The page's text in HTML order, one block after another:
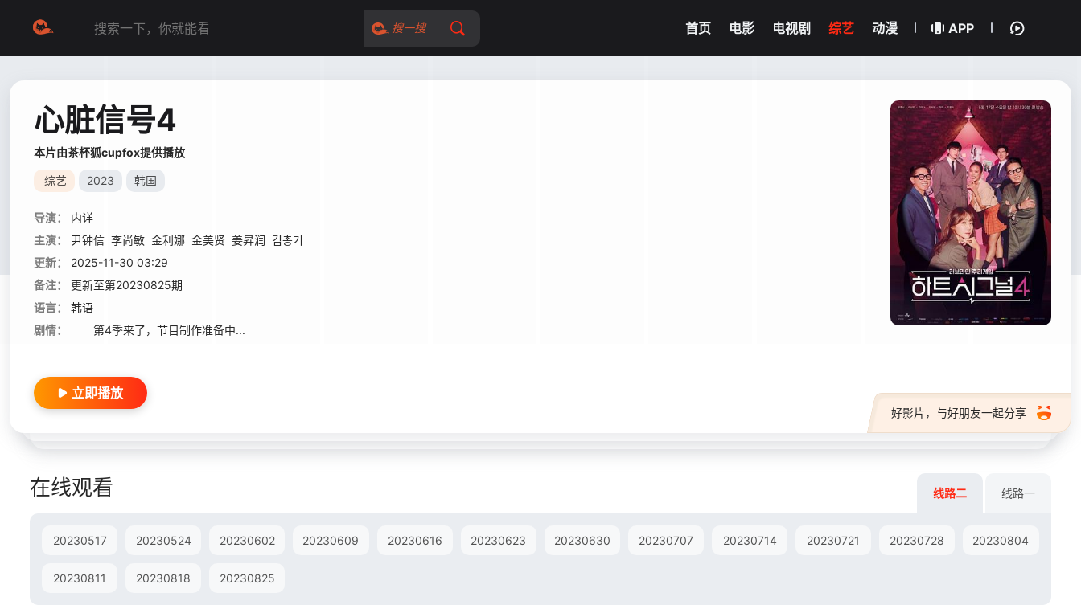
搜一搜 首页 电影 电视剧 综艺 动漫 APP
心脏信号4
本片由茶杯狐cupfox提供播放
综艺 2023 韩国
导演：
内详
主演：
尹钟信 李尚敏 金利娜 金美贤 姜昇润 김총기
更新：
2025-11-30 03:29
备注：
更新至第20230825期
语言：
韩语
剧情：
第4季来了，节目制作准备中...
好影片，与好朋友一起分享
立即播放
在线观看 线路二 线路一
20230517 20230524 20230602 20230609 20230616 20230623 20230630 20230707 20230714 20230721 20230728 20230804
20230811 20230818 20230825